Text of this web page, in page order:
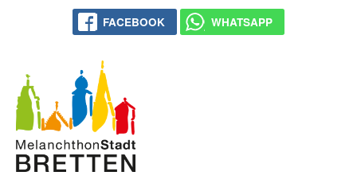
FACEBOOK WHATSAPP